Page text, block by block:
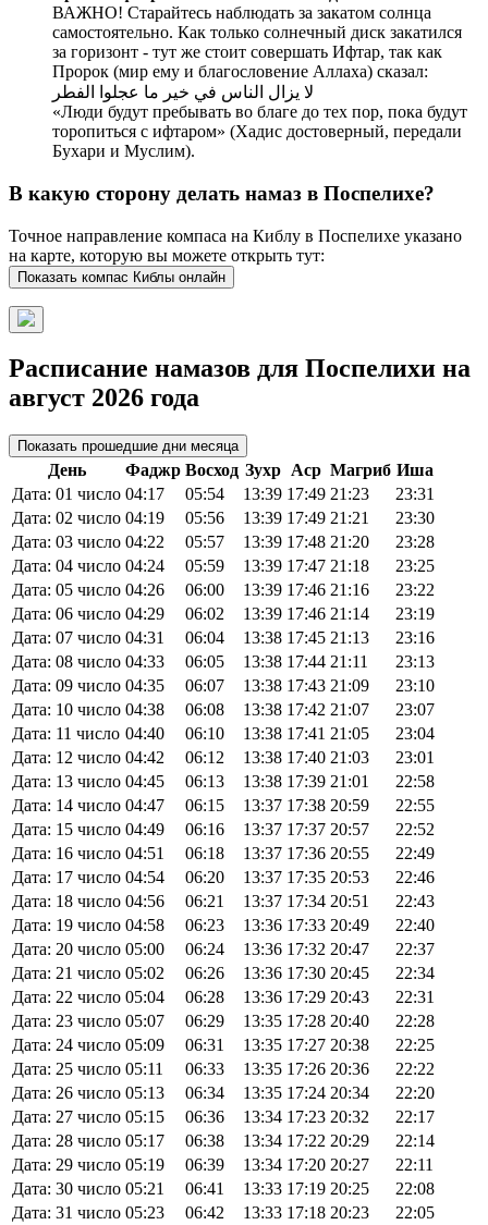
ВАЖНО! Старайтесь наблюдать за закатом солнца
самостоятельно. Как только солнечный диск закатился
за горизонт - тут же стоит совершать Ифтар, так как
Пророк (мир ему и благословение Аллаха) сказал:
لا يزال الناس في خير ما عجلوا الفطر
«Люди будут пребывать во благе до тех пор, пока будут
торопиться с ифтаром» (Хадис достоверный, передали
Бухари и Муслим).
В какую сторону делать намаз в Поспелихе?
Точное направление компаса на Киблу в Поспелихе указано
на карте, которую вы можете открыть тут:
Показать компас Киблы онлайн
Расписание намазов для Поспелихи на
август 2026 года
Показать прошедшие дни месяца
День Фаджр Восход Зухр Аср Магриб Иша
Дата: 01 число 04:17 05:54 13:39 17:49 21:23
23:31
Дата: 02 число 04:19 05:56 13:39 17:49 21:21
23:30
Дата: 03 число 04:22 05:57 13:39 17:48 21:20
23:28
Дата: 04 число 04:24 05:59 13:39 17:47 21:18
23:25
Дата: 05 число 04:26 06:00 13:39 17:46 21:16
23:22
Дата: 06 число 04:29 06:02 13:39 17:46 21:14
23:19
Дата: 07 число 04:31 06:04 13:38 17:45 21:13
23:16
Дата: 08 число 04:33 06:05 13:38 17:44 21:11
23:13
Дата: 09 число 04:35 06:07 13:38 17:43 21:09
23:10
Дата: 10 число 04:38 06:08 13:38 17:42 21:07
23:07
Дата: 11 число 04:40 06:10 13:38 17:41 21:05
23:04
Дата: 12 число 04:42 06:12 13:38 17:40 21:03
23:01
Дата: 13 число 04:45 06:13 13:38 17:39 21:01
22:58
Дата: 14 число 04:47 06:15 13:37 17:38 20:59
22:55
Дата: 15 число 04:49 06:16 13:37 17:37 20:57
22:52
Дата: 16 число 04:51 06:18 13:37 17:36 20:55
22:49
Дата: 17 число 04:54 06:20 13:37 17:35 20:53
22:46
Дата: 18 число 04:56 06:21 13:37 17:34 20:51
22:43
Дата: 19 число 04:58 06:23 13:36 17:33 20:49
22:40
Дата: 20 число 05:00 06:24 13:36 17:32 20:47
22:37
Дата: 21 число 05:02 06:26 13:36 17:30 20:45
22:34
Дата: 22 число 05:04 06:28 13:36 17:29 20:43
22:31
Дата: 23 число 05:07 06:29 13:35 17:28 20:40
22:28
Дата: 24 число 05:09 06:31 13:35 17:27 20:38
22:25
Дата: 25 число 05:11 06:33 13:35 17:26 20:36
22:22
Дата: 26 число 05:13 06:34 13:35 17:24 20:34
22:20
Дата: 27 число 05:15 06:36 13:34 17:23 20:32
22:17
Дата: 28 число 05:17 06:38 13:34 17:22 20:29
22:14
Дата: 29 число 05:19 06:39 13:34 17:20 20:27
22:11
Дата: 30 число 05:21 06:41 13:33 17:19 20:25
22:08
Дата: 31 число 05:23 06:42 13:33 17:18 20:23
22:05